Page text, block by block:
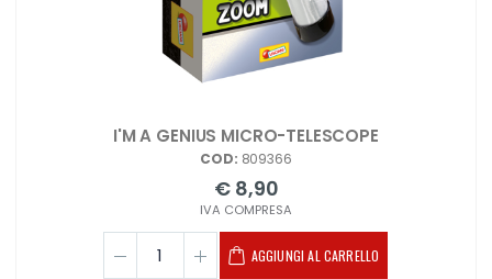
I'M A GENIUS MICRO-TELESCOPE
COD: 809366
€ 8,90
IVA COMPRESA
AGGIUNGI AL CARRELLO